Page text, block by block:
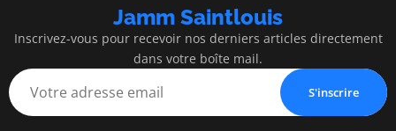
Jamm Saintlouis
Inscrivez-vous pour recevoir nos derniers articles directement
dans votre boîte mail.
S'inscrire